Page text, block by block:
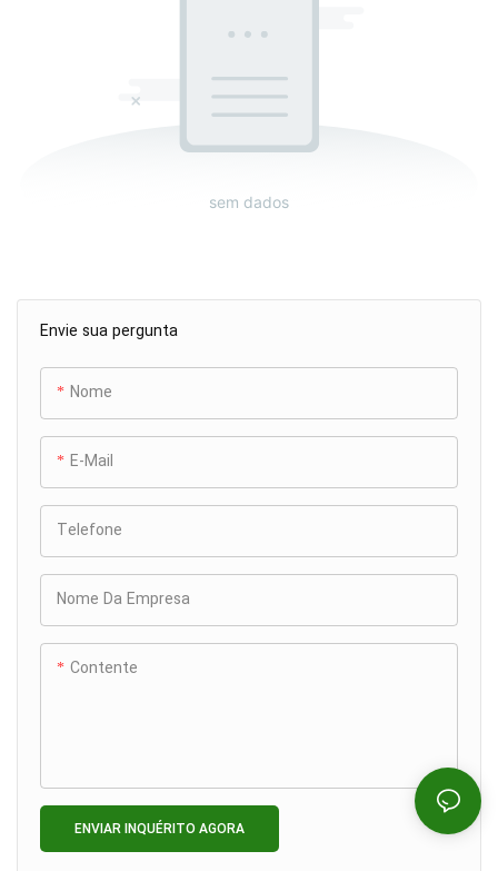
Envie sua pergunta
Nome
E-Mail
Telefone
Nome Da Empresa
Contente
ENVIAR INQUÉRITO AGORA
sem dados